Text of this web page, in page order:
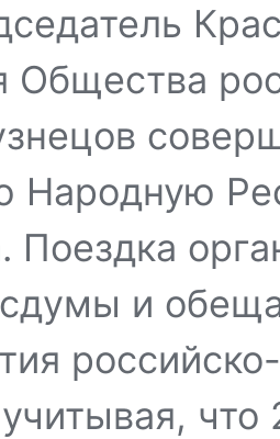
Общества
Народную
Поездка
и
что